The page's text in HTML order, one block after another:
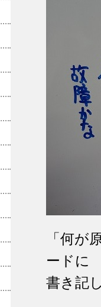
「何
ードに
書き記